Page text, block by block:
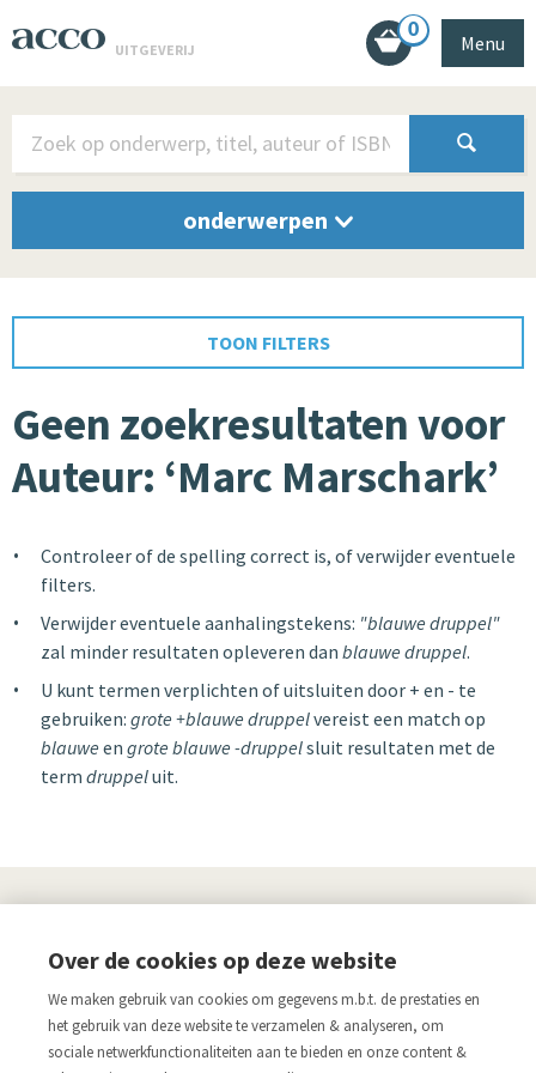
UITGEVERIJ
0
Menu
onderwerpen
TOON FILTERS
Geen zoekresultaten voor
Auteur: ‘Marc Marschark’
Controleer of de spelling correct is, of verwijder eventuele
filters.
Verwijder eventuele aanhalingstekens: "blauwe druppel"
zal minder resultaten opleveren dan blauwe druppel.
U kunt termen verplichten of uitsluiten door + en - te
gebruiken: grote +blauwe druppelvereist een match op
blauwe en grote blauwe -druppelsluit resultaten met de
term druppeluit.
Links
Aanmelden nieuwsbrief
Pers
Acco.be
Algemene voorwaarden
Over de cookies op deze website
We maken gebruik van cookies om gegevens m.b.t. de prestaties en
het gebruik van deze website te verzamelen & analyseren, om
sociale netwerkfunctionaliteiten aan te bieden en onze content &